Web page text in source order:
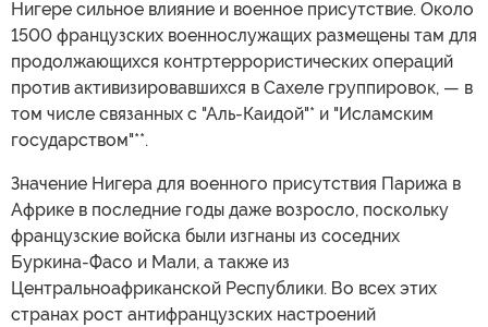
Нигере сильное влияние и военное присутствие. Около
1500 французских военнослужащих размещены там для
продолжающихся контртеррористических операций
против активизировавшихся в Сахеле группировок, — в
том числе связанных с "Аль-Каидой"* и "Исламским
государством"**.
Значение Нигера для военного присутствия Парижа в
Африке в последние годы даже возросло, поскольку
французские войска были изгнаны из соседних
Буркина-Фасо и Мали, а также из
Центральноафриканской Республики. Во всех этих
странах рост антифранцузских настроений